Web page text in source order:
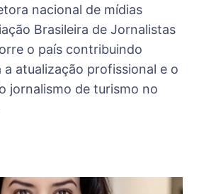
nacional de mídias
Brasileira de Jornalistas
o país contribuindo
atualização profissional e o
jornalismo de turismo no